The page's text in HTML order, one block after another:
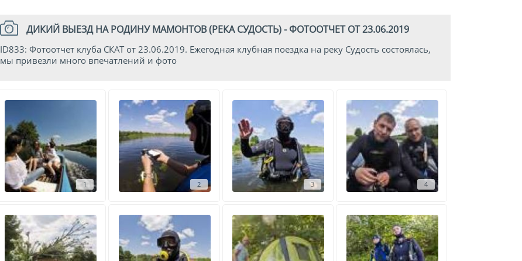
ДИКИЙ ВЫЕЗД НА РОДИНУ МАМОНТОВ (РЕКА СУДОСТЬ) - ФОТООТЧЕТ ОТ 23.06.2019
ID833: Фотоотчет клуба СКАТ от 23.06.2019. Ежегодная клубная поездка на реку Судость состоялась,
мы привезли много впечатлений и фото
1 2 3 4